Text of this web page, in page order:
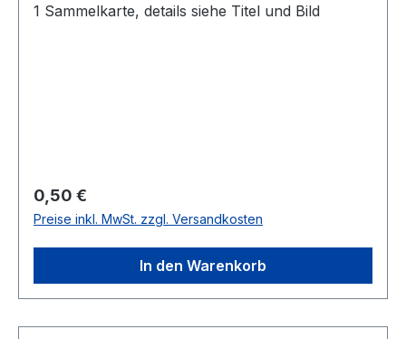
1 Sammelkarte, details siehe Titel und Bild
Regulärer Preis:
0,50 €
Preise inkl. MwSt. zzgl. Versandkosten
In den Warenkorb